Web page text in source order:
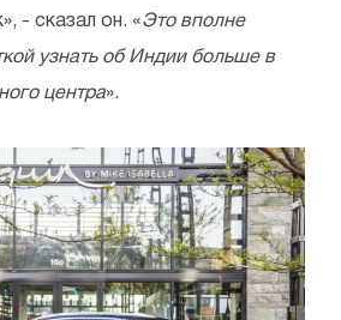
- сказал он. «Это вполне
узнать об Индии больше в
центра».